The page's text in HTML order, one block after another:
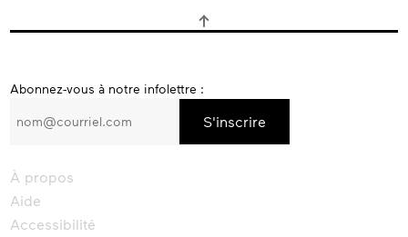
S’inscrire
l’infolettre
Abonnez-vous à notre infolettre :
À propos
Aide
Accessibilité